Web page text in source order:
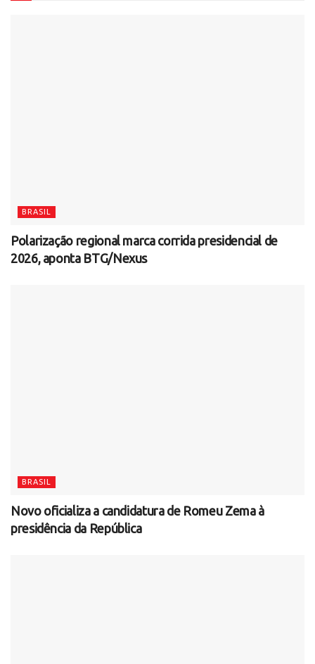
BRASIL
Polarização regional marca corrida presidencial de
2026, aponta BTG/Nexus
BRASIL
Novo oficializa a candidatura de Romeu Zema à
presidência da República